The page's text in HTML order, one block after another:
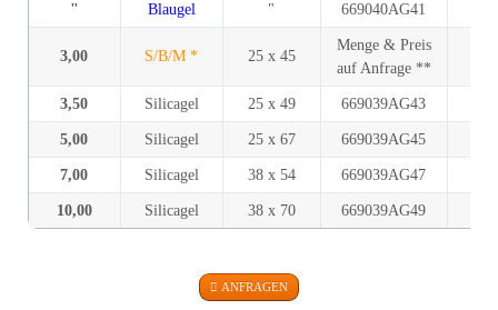
" Blaugel " 669040AG41
3,00 S/B/M * 25 x 45
Menge & Preis
auf Anfrage **
3,50 Silicagel 25 x 49 669039AG43
5,00 Silicagel 25 x 67 669039AG45
7,00 Silicagel 38 x 54 669039AG47
10,00 Silicagel 38 x 70 669039AG49
ANFRAGEN